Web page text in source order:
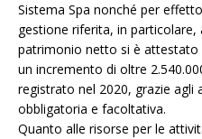
Sistema Spa nonché per
gestione riferita, in particolare,
patrimonio netto si è
un incremento di oltre
registrato nel 2020, grazie agli
obbligatoria e facoltativa.
Quanto alle risorse per le